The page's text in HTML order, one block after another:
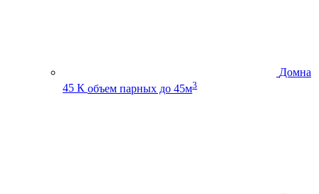
Домна
45 К объем парных до 45м3